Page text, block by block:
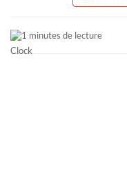
1 minutes de lecture